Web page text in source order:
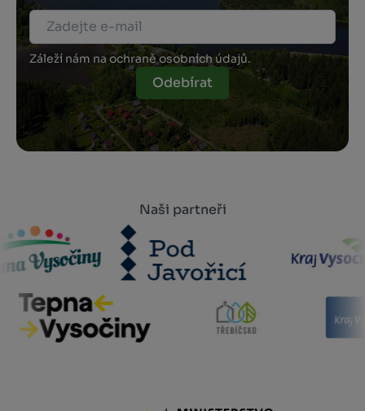
Záleží nám na ochraně osobních údajů.
Odebírat
Naši partneři